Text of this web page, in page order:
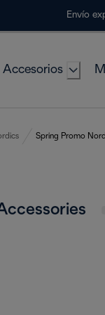
Envío
Accesorios
Spring Promo